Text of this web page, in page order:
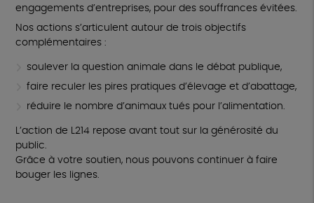
engagements d’entreprises, pour des souffrances évitées.
Nos actions s’articulent autour de trois objectifs
complémentaires :
soulever la question animale dans le débat publique,
faire reculer les pires pratiques d’élevage et d’abattage,
réduire le nombre d’animaux tués pour l’alimentation.
L’action de L214 repose avant tout sur la générosité du
public.
Grâce à votre soutien, nous pouvons continuer à faire
bouger les lignes.